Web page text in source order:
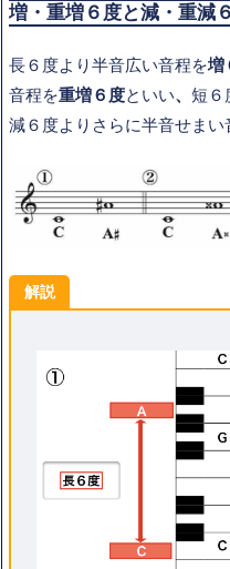
増・重増６度と減・重減
長６度より半音広い音程を増
音程を重増６度といい、 短６
減６度よりさらに半音せまい
解説